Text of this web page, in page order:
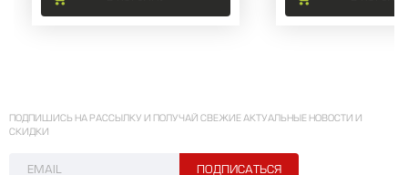
ПОДПИШИСЬ НА РАССЫЛКУ И ПОЛУЧАЙ СВЕЖИЕ АКТУАЛЬНЫЕ НОВОСТИ И
СКИДКИ